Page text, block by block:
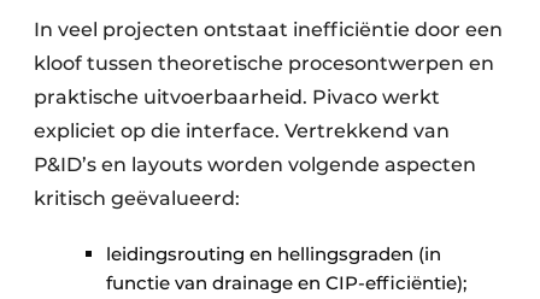
In veel projecten ontstaat inefficiëntie door een
kloof tussen theoretische proces­ontwerpen en
praktische uitvoerbaarheid. Pivaco werkt
expliciet op die interface. Vertrekkend van
P&ID’s en layouts worden volgende aspecten
kritisch geëvalueerd:
leidingsrouting en hellingsgraden (in
functie van drainage en CIP-efficiëntie);